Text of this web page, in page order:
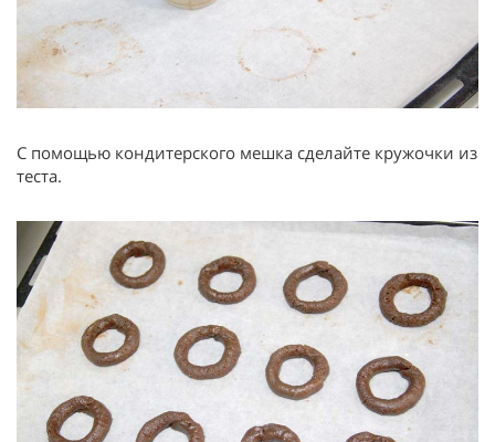
С помощью кондитерского мешка сделайте кружочки из
теста.